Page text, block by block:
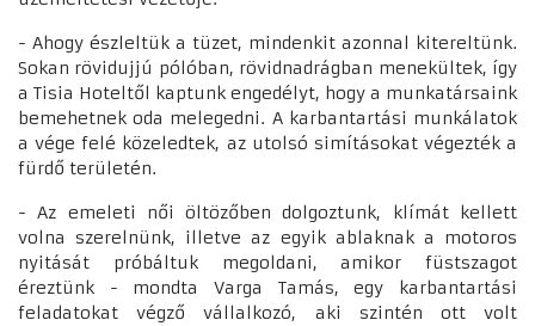
- Ahogy észleltük a tüzet, mindenkit azonnal kitereltünk.
Sokan rövidujjú pólóban, rövidnadrágban menekültek, így
a Tisia Hoteltől kaptunk engedélyt, hogy a munkatársaink
bemehetnek oda melegedni. A karbantartási munkálatok
a vége felé közeledtek, az utolsó simításokat végezték a
fürdő területén.
- Az emeleti női öltözőben dolgoztunk, klímát kellett
volna szerelnünk, illetve az egyik ablaknak a motoros
nyitását próbáltuk megoldani, amikor füstszagot
éreztünk - mondta Varga Tamás, egy karbantartási
feladatokat végző vállalkozó, aki szintén ott volt